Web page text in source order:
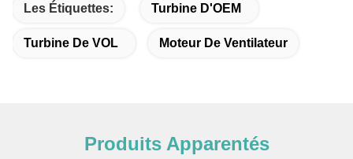
Les Étiquettes: Turbine D'OEM
Turbine De VOL Moteur De Ventilateur
Produits Apparentés